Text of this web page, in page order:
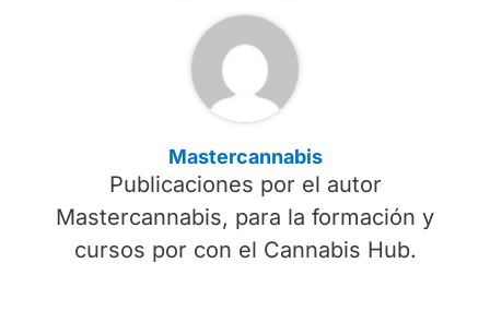
Mastercannabis
Publicaciones por el autor
Mastercannabis, para la formación y
cursos por con el Cannabis Hub.